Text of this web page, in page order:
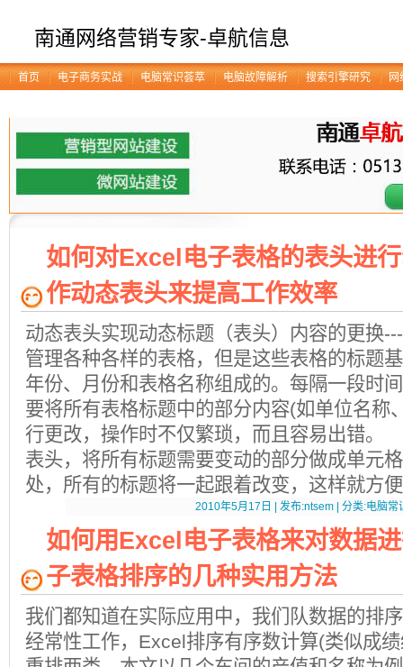
南通网络营销专家-卓航信息
首页 电子商务实战 电脑常识荟萃 电脑故障解析 搜索引擎研究 网
如何对Excel电子表格的表头进
作动态表头来提高工作效率
动态表头实现动态标题（表头）内容的更换
管理各种各样的表格，但是这些表格的标题
年份、月份和表格名称组成的。每隔一段时
要将所有表格标题中的部分内容(如单位名称
行更改，操作时不仅繁琐，而且容易出错
表头，将所有标题需要变动的部分做成单元
处，所有的标题将一起跟着改变，这样就方便
2010年5月17日 | 发布:ntsem | 分类:电脑常
如何用Excel电子表格来对数据
子表格排序的几种实用方法
我们都知道在实际应用中，我们队数据的排
经常性工作，Excel排序有序数计算(类似成